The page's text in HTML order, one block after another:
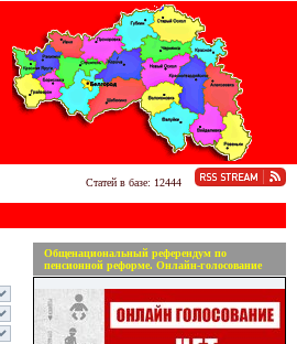
Статей в базе: 12444
Общенациональный референдум по
пенсионной реформе. Онлайн-голосование